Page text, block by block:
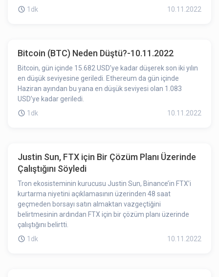
1dk
10.11.2022
Bitcoin (BTC) Neden Düştü?-10.11.2022
Bitcoin, gün içinde 15.682 USD’ye kadar düşerek son iki yılın
en düşük seviyesine geriledi. Ethereum da gün içinde
Haziran ayından bu yana en düşük seviyesi olan 1.083
USD’ye kadar geriledi.
1dk
10.11.2022
Justin Sun, FTX için Bir Çözüm Planı Üzerinde
Çalıştığını Söyledi
Tron ekosisteminin kurucusu Justin Sun, Binance’in FTX’i
kurtarma niyetini açıklamasının üzerinden 48 saat
geçmeden borsayı satın almaktan vazgeçtiğini
belirtmesinin ardından FTX için bir çözüm planı üzerinde
çalıştığını belirtti.
1dk
10.11.2022